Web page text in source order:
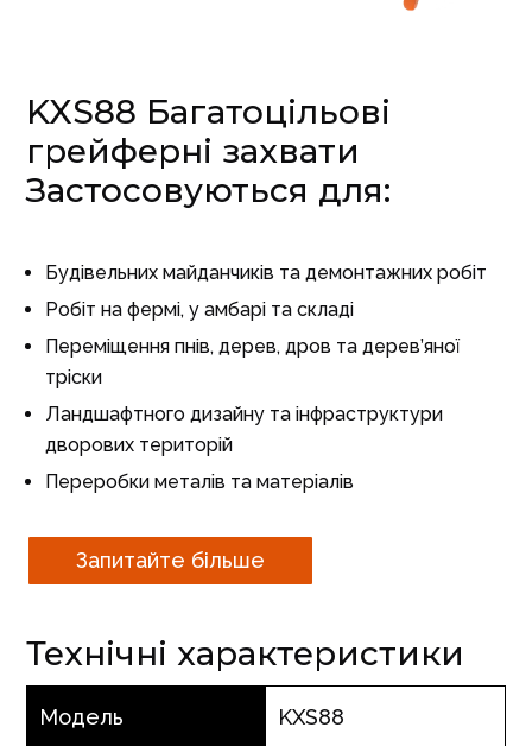
KXS88 Багатоцільові
грейферні захвати
Застосовуються для:
Будівельних майданчиків та демонтажних робіт
Робіт на фермі, у амбарі та складі
Переміщення пнів, дерев, дров та дерев’яної
тріски
Ландшафтного дизайну та інфраструктури
дворових територій
Переробки металів та матеріалів
Запитайте більше
Технічні характеристики
Модель KXS88